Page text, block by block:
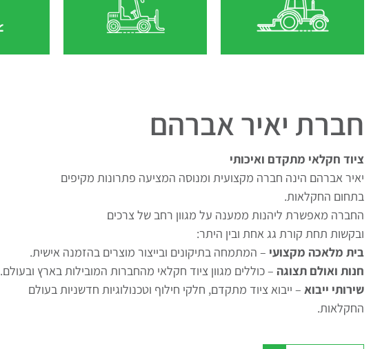
חברת יאיר אברהם
ציוד חקלאי מתקדם ואיכותי
יאיר אברהם הינה חברה מקצועית ומנוסה המציעה פתרונות מקיפים
בתחום החקלאות.
החברה מאפשרת ליהנות ממענה על מגוון רחב של צרכים
ובקשות תחת קורת גג אחת ובין היתר:
בית מלאכה מקצועי – המתמחה בתיקונים ובייצור מוצרים בהזמנה אישית.
חנות ואולם תצוגה – כוללים מגוון ציוד חקלאי מהחברות המובילות בארץ ובעולם.
שירותי ייבוא – ייבוא ציוד מתקדם, חלקי חילוף וטכנולוגיות חדשניות בעולם
החקלאות.